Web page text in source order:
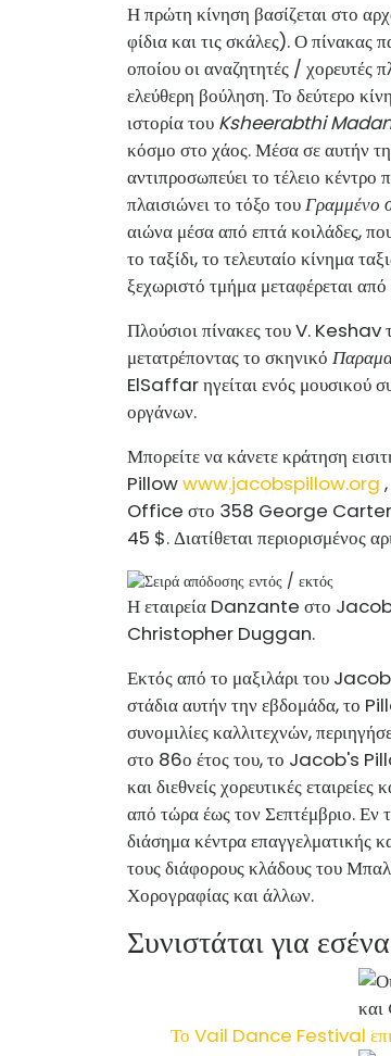
Η πρώτη κίνηση βασίζεται στο
φίδια και τις σκάλες). Ο πίνακας
οποίου οι αναζητητές / χορευτές
ελεύθερη βούληση. Το δεύτερο
ιστορία του Ksheerabthi
κόσμο στο χάος. Μέσα σε αυτήν
αντιπροσωπεύει το τέλειο κέντρο
πλαισιώνει το τόξο τουΓραμμένο
αιώνα μέσα από επτά κοιλάδες,
το ταξίδι, το τελευταίο κίνημα
ξεχωριστό τμήμα μεταφέρεται
Πλούσιοι πίνακες του V. Keshav
μετατρέποντας το σκηνικό
ElSaffar ηγείται ενός μουσικού
οργάνων.
Μπορείτε να κάνετε κράτηση
Pillowwww.jacobspillow.org
Office στο 358 George Carter
45 $. Διατίθεται περιορισμένος
Η εταιρεία Danzante στο
Christopher Duggan.
Εκτός από το μαξιλάρι του
στάδια αυτήν την εβδομάδα, το
συνομιλίες καλλιτεχνών,
στο 86ο έτος του, το Jacob's
και διεθνείς χορευτικές
από τώρα έως τον Σεπτέμβριο.
διάσημα κέντρα επαγγελματικής
τους διάφορους κλάδους του
Χορογραφίας και άλλων.
Συνιστάται για εσένα
Το Vail Dance Festival